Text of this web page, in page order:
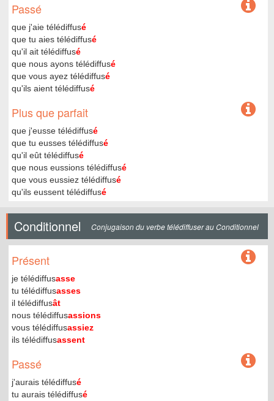
Passé
que j'aie télédiffusé
que tu aies télédiffusé
qu'il ait télédiffusé
que nous ayons télédiffusé
que vous ayez télédiffusé
qu'ils aient télédiffusé
Plus que parfait
que j'eusse télédiffusé
que tu eusses télédiffusé
qu'il eût télédiffusé
que nous eussions télédiffusé
que vous eussiez télédiffusé
qu'ils eussent télédiffusé
Conditionnel Conjugaison du verbe télédiffuser au Conditionnel
Présent
je télédiffusasse
tu télédiffusasses
il télédiffusât
nous télédiffusassions
vous télédiffusassiez
ils télédiffusassent
Passé
j'aurais télédiffusé
tu aurais télédiffusé